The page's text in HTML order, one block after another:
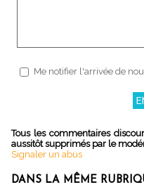
Me notifier l'arrivée de
Tous les commentaires
aussitôt supprimés par le
Signaler un abus
DANS LA MÊME